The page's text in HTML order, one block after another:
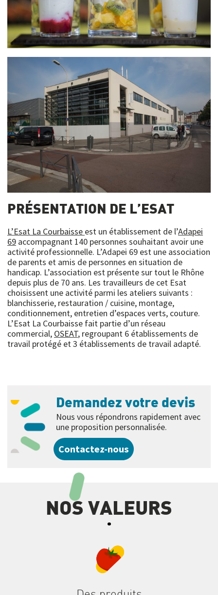
PRÉSENTATION DE L’ESAT
L’Esat La Courbaisse est un établissement de l’Adapei
69 accompagnant 140 personnes souhaitant avoir une
activité professionnelle. L’Adapei 69 est une association
de parents et amis de personnes en situation de
handicap. L’association est présente sur tout le Rhône
depuis plus de 70 ans. Les travailleurs de cet Esat
choisissent une activité parmi les ateliers suivants :
blanchisserie, restauration / cuisine, montage,
conditionnement, entretien d’espaces verts, couture.
L’Esat La Courbaisse fait partie d’un réseau
commercial, OSEAT, regroupant 6 établissements de
travail protégé et 3 établissements de travail adapté.
Demandez votre devis
Nous vous répondrons rapidement avec
une proposition personnalisée.
Contactez-nous
NOS VALEURS